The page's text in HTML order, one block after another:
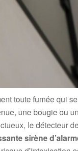
toute fumée qui
une bougie ou
le détecteur
sirène